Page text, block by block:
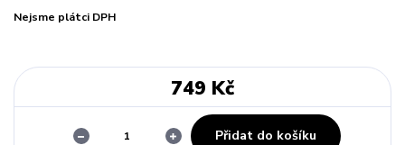
Nejsme plátci DPH
749 Kč
Přidat do košíku